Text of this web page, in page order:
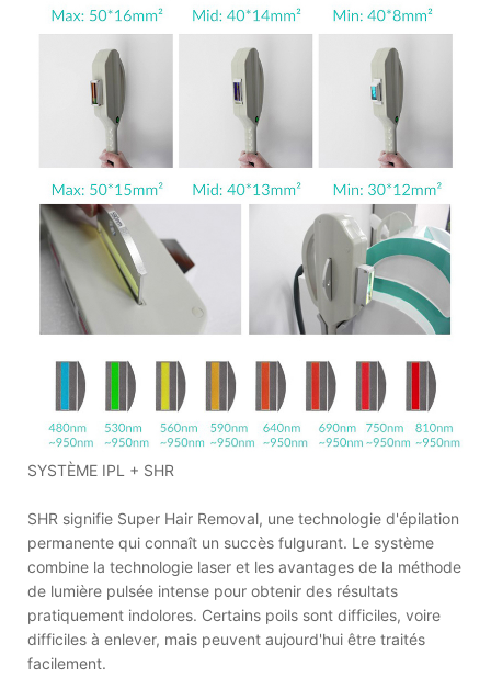
SYSTÈME IPL + SHR
SHR signifie Super Hair Removal, une technologie d'épilation
permanente qui connaît un succès fulgurant. Le système
combine la technologie laser et les avantages de la méthode
de lumière pulsée intense pour obtenir des résultats
pratiquement indolores. Certains poils sont difficiles, voire
difficiles à enlever, mais peuvent aujourd'hui être traités
facilement.